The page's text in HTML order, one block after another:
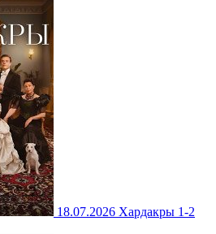
18.07.2026 Хардакры 1-2